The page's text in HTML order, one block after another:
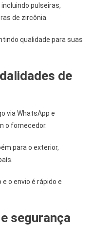
pulseiras,
de zircônia.
qualidade para suas
de
via WhatsApp e
o fornecedor.
para o exterior,
o envio é rápido e
segurança